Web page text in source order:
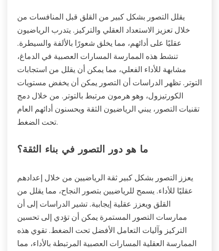
يقلل التصور بشكل كبير من القلق قبل المنافسات من
خلال تعزيز الاستعداد العقلي والتركيز. يتدرب الرياضيون
عقليًا على أدائهم، مما يخلق شعورًا بالألفة والسيطرة.
تنشط هذه الممارسة المسارات العصبية في الدماغ،
مشابهة للأداء الفعلي، مما يمكن أن يقلل من استجابات
التوتر. تظهر الدراسات أن التصور يمكن أن يخفض مستويات
الكورتيزول، وهو هرمون مرتبط بالتوتر. من خلال دمج
تقنيات التصور، يبني الرياضيون الثقة ويحسنون أدائهم العام
تحت الضغط.
ما هو دور التصور في بناء الثقة؟
يعزز التصور بشكل كبير ثقة الرياضيين من خلال إعدادهم
عقليًا للأداء. يسمح للرياضيين بتصور النجاح، مما يقلل من
القلق ويعزز عقلية إيجابية. تشير الدراسات إلى أن
ممارسات التصور المستمرة يمكن أن تؤدي إلى تحسين
التركيز وآليات التعامل الأفضل تحت الضغط. تقوي هذه
الممارسة العقلية المسارات العصبية المرتبطة بالأداء، مما